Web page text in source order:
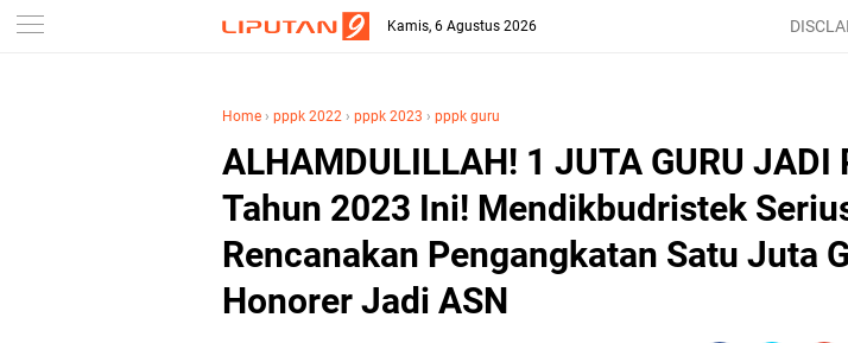
-->
Kamis, 6 Agustus 2026
Home › pppk 2022 › pppk 2023 › pppk guru
ALHAMDULILLAH! 1 JUTA GURU JADI
Tahun 2023 Ini! Mendikbudristek
Rencanakan Pengangkatan Satu Juta
Honorer Jadi ASN